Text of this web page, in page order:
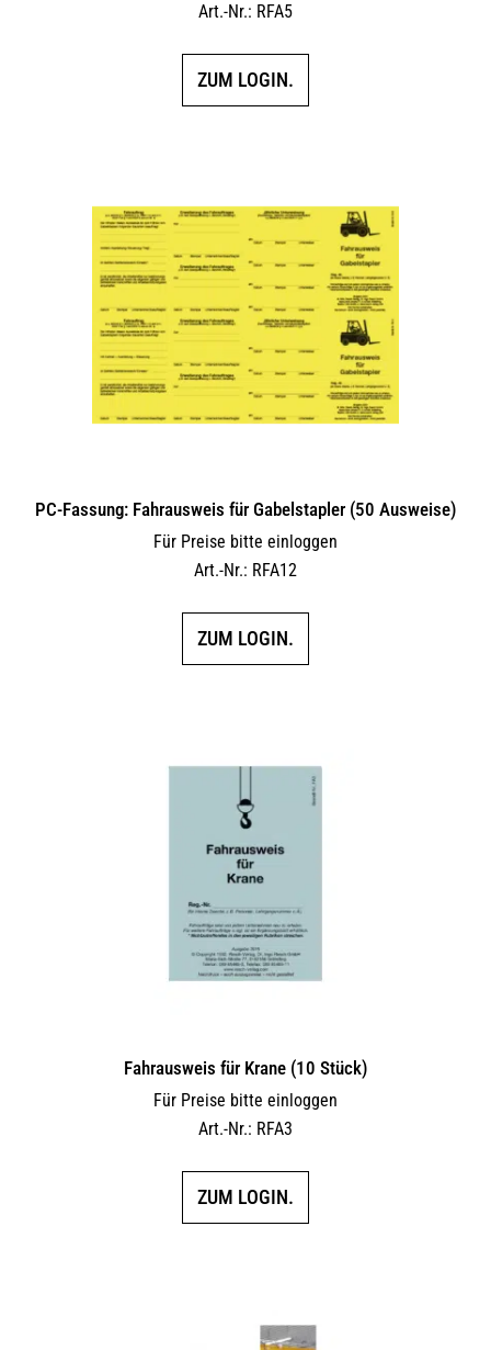
Art.-Nr.: RFA5
ZUM LOGIN.
PC-Fassung: Fahrausweis für Gabelstapler (50 Ausweise)
Für Preise bitte einloggen
Art.-Nr.: RFA12
ZUM LOGIN.
Fahrausweis für Krane (10 Stück)
Für Preise bitte einloggen
Art.-Nr.: RFA3
ZUM LOGIN.